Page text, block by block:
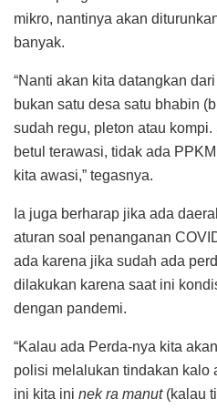
mikro, nantinya akan
banyak.
“Nanti akan kita datangkan
bukan satu desa satu bhabin
sudah regu, pleton atau
betul terawasi, tidak ada
kita awasi,” tegasnya.
Ia juga berharap jika ada
aturan soal penanganan
ada karena jika sudah ada
dilakukan karena saat ini
dengan pandemi.
“Kalau ada Perda-nya kita
polisi melalukan tindakan kalo
ini kita ini nek ra manut(kalau